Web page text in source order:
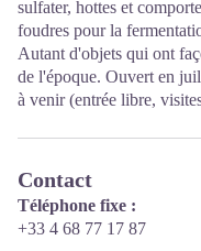
sulfater, hottes et
foudres pour la
Autant d'objets qui ont
de l'époque. Ouvert en
à venir (entrée libre,
Contact
Téléphone fixe :
+33 4 68 77 17 87